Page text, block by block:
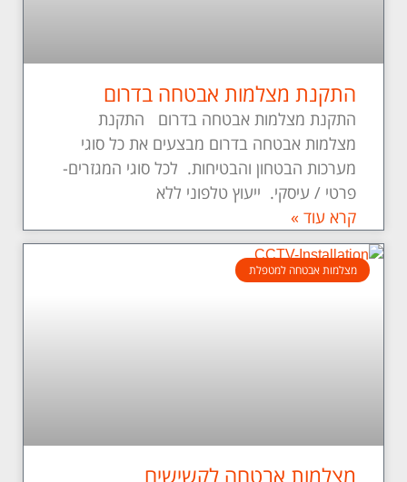
התקנת מצלמות אבטחה בדרום
התקנת מצלמות אבטחה בדרום התקנת
מצלמות אבטחה בדרום מבצעים את כל סוגי
מערכות הבטחון והבטיחות. לכל סוגי המגזרים-
פרטי / עיסקי. ייעוץ טלפוני ללא
קרא עוד »
מצלמות אבטחה למטפלת
מצלמות אבטחה לקשישים